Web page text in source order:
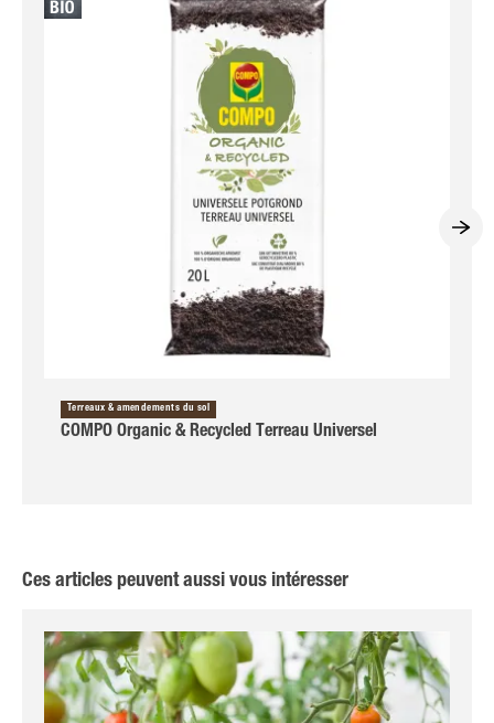
Terreaux & amendements du sol
COMPO Organic & Recycled Terreau Universel
Ces articles peuvent aussi vous intéresser